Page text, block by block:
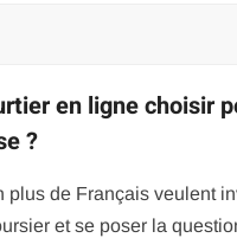
en ligne choisir
?
plus de Français veulent
et se poser la